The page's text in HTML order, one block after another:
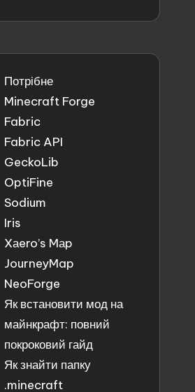
Потрібне
Minecraft Forge
Fabric
Fabric API
GeckoLib
OptiFine
Sodium
Iris
Xаero’s Mаp
JourneyMap
NeoForge
Як встановити мод на
майнкрафт: повний
покроковий гайд
Як знайти папку
.minecraft